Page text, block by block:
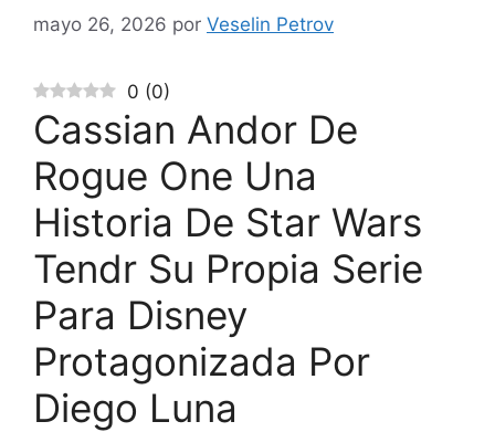
mayo 26, 2026 por Veselin Petrov
0 (0)
Cassian Andor De
Rogue One Una
Historia De Star Wars
Tendr Su Propia Serie
Para Disney
Protagonizada Por
Diego Luna